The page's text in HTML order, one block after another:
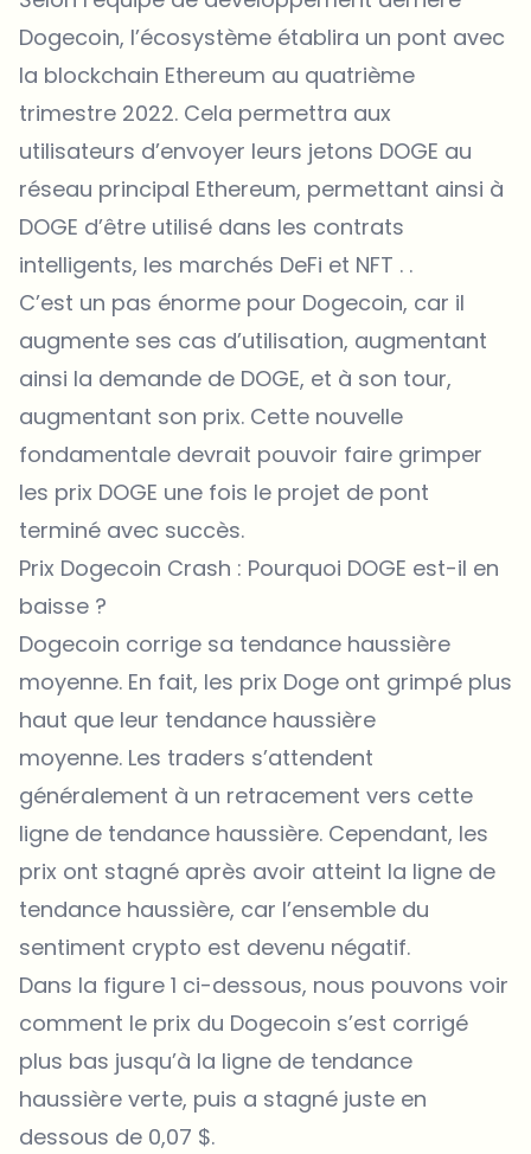
Dogecoin, l’écosystème établira un pont avec
la blockchain Ethereum au quatrième
trimestre 2022. Cela permettra aux
utilisateurs d’envoyer leurs jetons DOGE au
réseau principal Ethereum, permettant ainsi à
DOGE d’être utilisé dans les contrats
intelligents, les marchés DeFi et NFT . .
C’est un pas énorme pour Dogecoin, car il
augmente ses cas d’utilisation, augmentant
ainsi la demande de DOGE, et à son tour,
augmentant son prix. Cette nouvelle
fondamentale devrait pouvoir faire grimper
les prix DOGE une fois le projet de pont
terminé avec succès.
Prix Dogecoin Crash : Pourquoi DOGE est-il en
baisse ?
Dogecoin corrige sa tendance haussière
moyenne. En fait, les prix Doge ont grimpé plus
haut que leur tendance haussière
moyenne. Les traders s’attendent
généralement à un retracement vers cette
ligne de tendance haussière. Cependant, les
prix ont stagné après avoir atteint la ligne de
tendance haussière, car l’ensemble du
sentiment crypto est devenu négatif.
Dans la figure 1 ci-dessous, nous pouvons voir
comment le prix du Dogecoin s’est corrigé
plus bas jusqu’à la ligne de tendance
haussière verte, puis a stagné juste en
dessous de 0,07 $.